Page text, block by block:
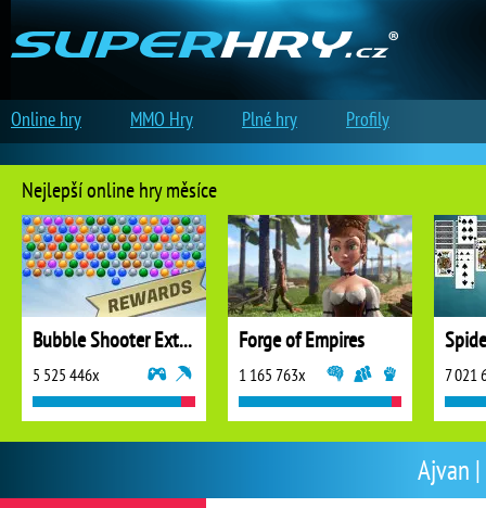
Ajvan
Nejlepší online hry měsíce
Bubble Shooter Extreme
5 525 446x
Forge of Empires
1 165 763x 7 021
Online hry MMO Hry Plné hry Profily